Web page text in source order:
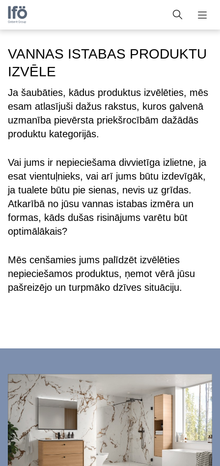
VANNAS ISTABAS PRODUKTU
IZVĒLE
Ja šaubāties, kādus produktus izvēlēties, mēs
esam atlasījuši dažus rakstus, kuros galvenā
uzmanība pievērsta priekšrocībām dažādās
produktu kategorijās.
Vai jums ir nepieciešama divvietīga izlietne, ja
esat vientuļnieks, vai arī jums būtu izdevīgāk,
ja tualete būtu pie sienas, nevis uz grīdas.
Atkarībā no jūsu vannas istabas izmēra un
formas, kāds dušas risinājums varētu būt
optimālākais?
Mēs cenšamies jums palīdzēt izvēlēties
nepieciešamos produktus, ņemot vērā jūsu
pašreizējo un turpmāko dzīves situāciju.